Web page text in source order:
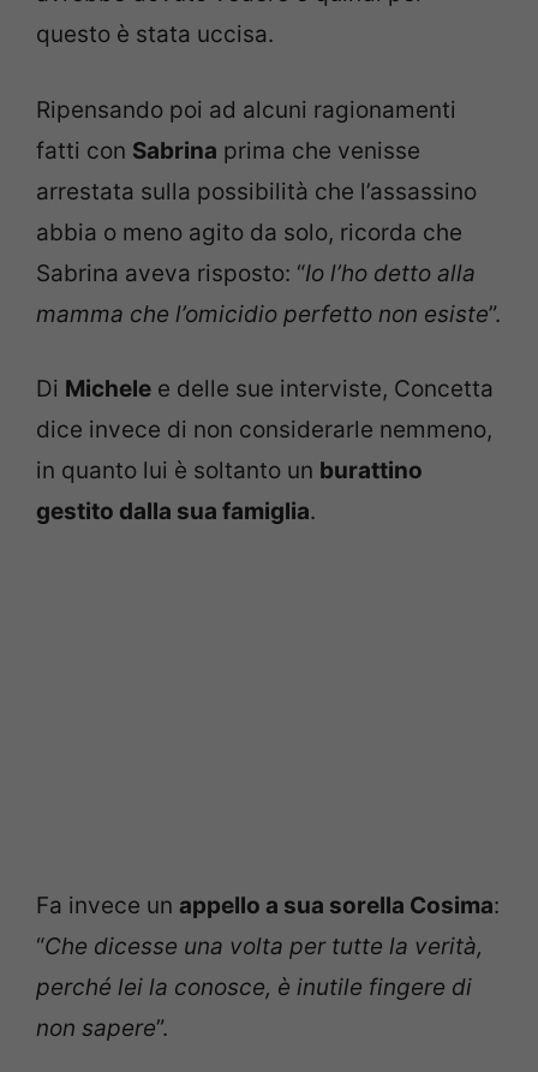
questo è stata uccisa.
Ripensando poi ad alcuni ragionamenti
fatti con Sabrina prima che venisse
arrestata sulla possibilità che l’assassino
abbia o meno agito da solo, ricorda che
Sabrina aveva risposto: “Io l’ho detto alla
mamma che l’omicidio perfetto non esiste”.
Di Michele e delle sue interviste, Concetta
dice invece di non considerarle nemmeno,
in quanto lui è soltanto un burattino
gestito dalla sua famiglia.
Fa invece un appello a sua sorella Cosima:
“Che dicesse una volta per tutte la verità,
perché lei la conosce, è inutile fingere di
non sapere”.